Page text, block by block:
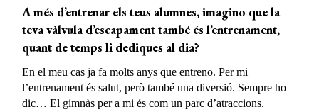
A més d’entrenar els teus alumnes, imagino que la
teva vàlvula d’escapament també és l’entrenament,
quant de temps li dediques al dia?
En el meu cas ja fa molts anys que entreno. Per mi
l’entrenament és salut, però també una diversió. Sempre ho
dic… El gimnàs per a mi és com un parc d’atraccions.